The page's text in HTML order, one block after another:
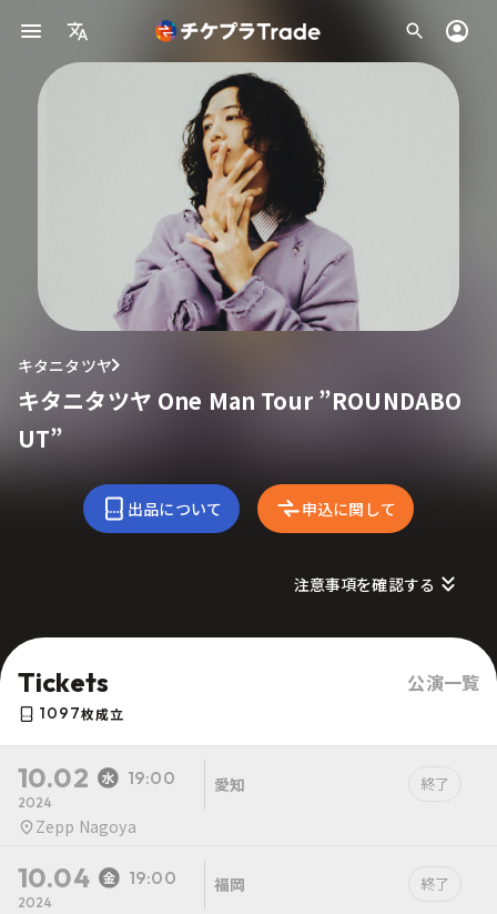
キタニタツヤ
キタニタツヤ One Man Tour ”ROUNDABO
UT”
出品について 申込に関して
注意事項を確認する
Tickets 公演一覧
1097枚成立
10.02 19:00
2024
愛知 終了
Zepp Nagoya
10.04 19:00
2024
福岡 終了